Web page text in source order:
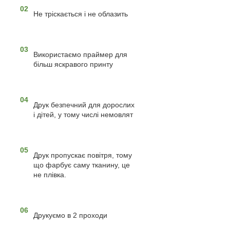
02
Не тріскається і не облазить
03
Використаємо праймер для
більш яскравого принту
04
Друк безпечний для дорослих
і дітей, у тому числі немовлят
05
Друк пропускає повітря, тому
що фарбує саму тканину, це
не плівка.
06
Друкуємо в 2 проходи